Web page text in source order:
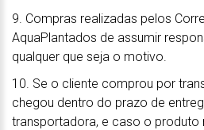
9. Compras realizadas pelos
AquaPlantados de assumir
qualquer que seja o motivo.
10. Se o cliente comprou por
chegou dentro do prazo de
transportadora, e caso o produto